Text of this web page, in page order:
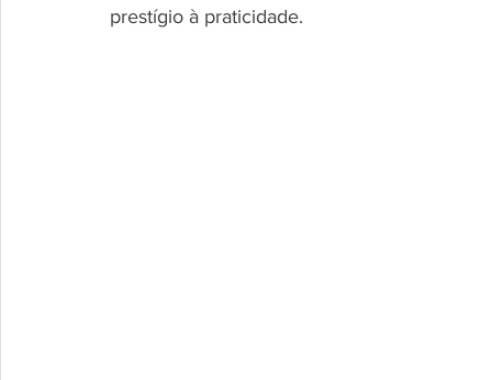
prestígio à praticidade.